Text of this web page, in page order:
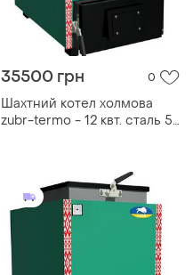
35500 грн 0
Шахтний котел холмова
zubr-termo - 12 квт. сталь 5